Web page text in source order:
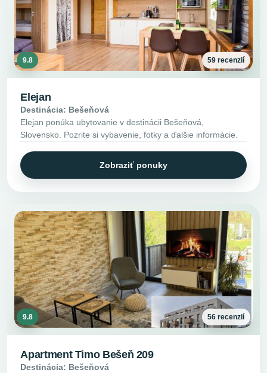
9.8 59 recenzií
Elejan
Destinácia: Bešeňová
Elejan ponúka ubytovanie v destinácii Bešeňová,
Slovensko. Pozrite si vybavenie, fotky a ďalšie informácie.
Zobraziť ponuky
9.8 56 recenzií
Apartment Timo Bešeň 209
Destinácia: Bešeňová